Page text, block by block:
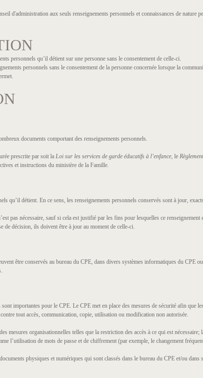
d'administration aux seuls renseignements personnels et connaissances de nature
personnels qu’il détient sur une personne sans le consentement de celle-ci.
personnels sans le consentement de la personne concernée lorsque la
documents comportant des renseignements personnels.
prescrite par soit la Loi sur les services de garde éducatifs à l’enfance, le
et instructions du ministère de la Famille.
qu’il détient. En ce sens, les renseignements personnels conservés sont à jour,
pas nécessaire, sauf si cela est justifié par les fins pour lesquelles ce renseignement
de décision, ils doivent être à jour au moment de celle-ci.
être conservés au bureau du CPE, dans divers systèmes informatiques du CPE
importantes pour le CPE. Le CPE met en place des mesures de sécurité afin que
tout accès, communication, copie, utilisation ou modification non autorisée.
mesures organisationnelles telles que la restriction des accès à ce qui est nécessaire;
l’utilisation de mots de passe et de chiffrement (par exemple, le changement
physiques et numériques qui sont classés dans le bureau du CPE et/ou